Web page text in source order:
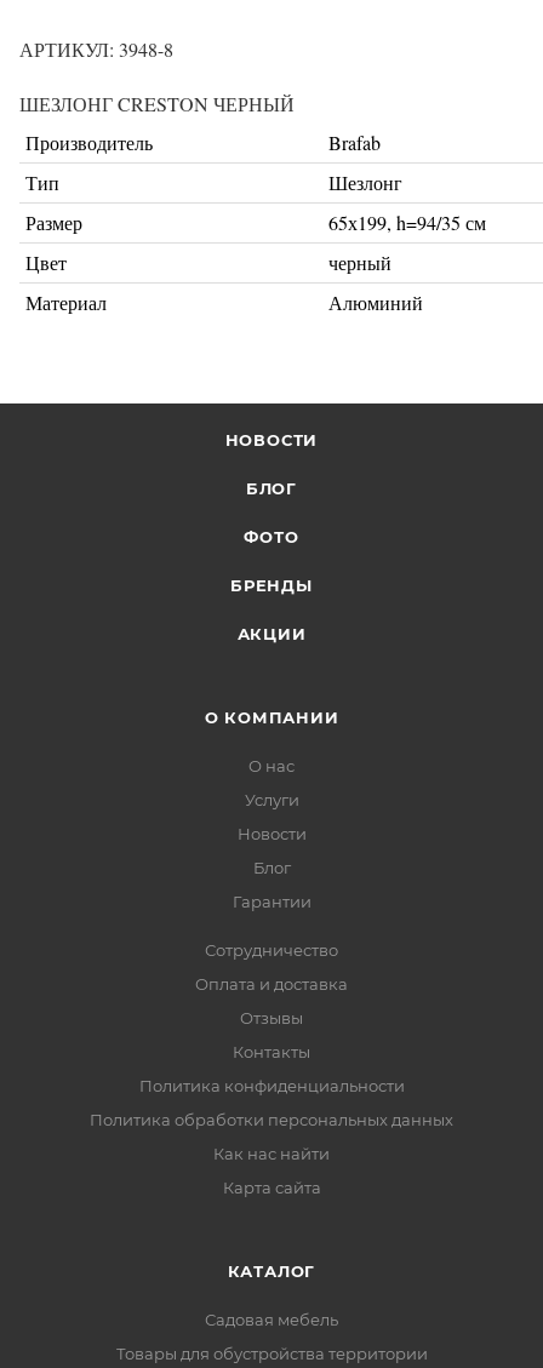
АРТИКУЛ: 3948-8
ШЕЗЛОНГ CRESTON ЧЕРНЫЙ
Производитель
Brafab
Тип
Шезлонг
Размер
65х199, h=94/35 см
Цвет
черный
Материал
Алюминий
НОВОСТИ
БЛОГ
ФОТО
БРЕНДЫ
АКЦИИ
О КОМПАНИИ
О нас
Услуги
Новости
Блог
Гарантии
Сотрудничество
Оплата и доставка
Отзывы
Контакты
Политика конфиденциальности
Политика обработки персональных данных
Как нас найти
Карта сайта
КАТАЛОГ
Садовая мебель
Товары для обустройства территории